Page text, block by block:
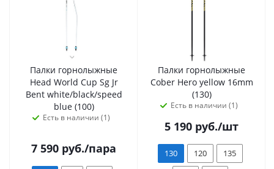
Палки горнолыжные
Head World Cup Sg Jr
Bent white/black/speed
blue (100)
Есть в наличии (1)
7 590 руб./пара
Палки горнолыжные
Cober Hero yellow 16mm
(130)
Есть в наличии (1)
5 190 руб./шт
130 120
135